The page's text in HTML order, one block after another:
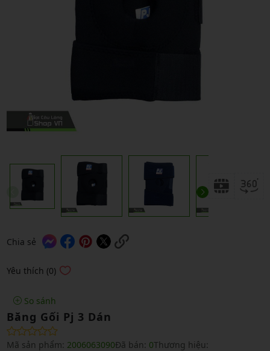
Chia sẻ
Yêu thích (0)
So sánh
Băng Gối Pj 3 Dán
Mã sản phẩm: 2006063090Đã bán: 0Thương hiệu: